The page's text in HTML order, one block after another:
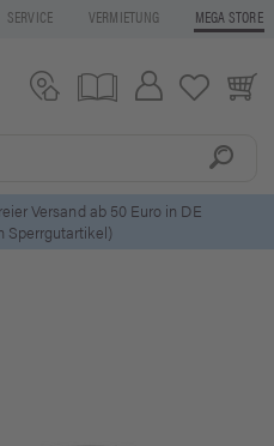
SERVICE VERMIETUNG MEGA STORE
Versand ab 50 Euro in DE
Sperrgutartikel)